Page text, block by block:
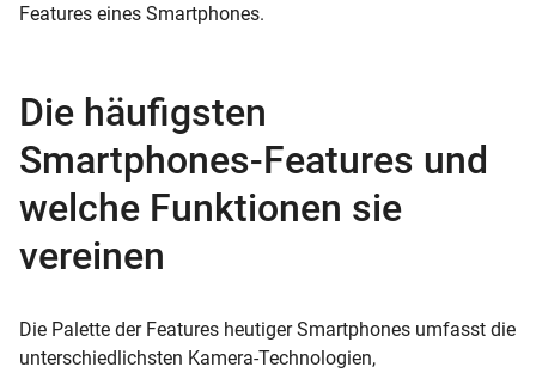
Features eines Smartphones.
Die häufigsten
Smartphones-Features und
welche Funktionen sie
vereinen
Die Palette der Features heutiger Smartphones umfasst die
unterschiedlichsten Kamera-Technologien,